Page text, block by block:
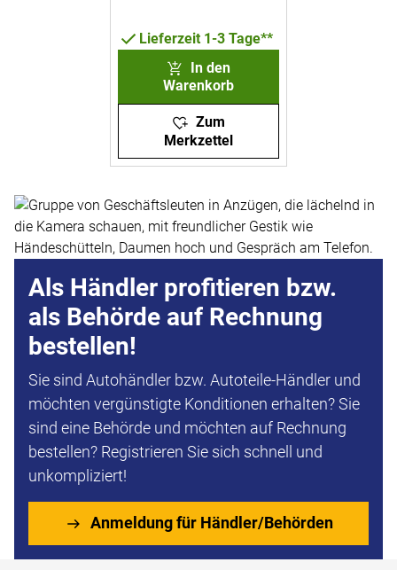
Lieferzeit 1-3 Tage**
In den
Warenkorb
Zum
Merkzettel
Als Händler profitieren bzw.
als Behörde auf Rechnung
bestellen!
Sie sind Autohändler bzw. Autoteile-Händler und
möchten vergünstigte Konditionen erhalten? Sie
sind eine Behörde und möchten auf Rechnung
bestellen? Registrieren Sie sich schnell und
unkompliziert!
Anmeldung für Händler/Behörden